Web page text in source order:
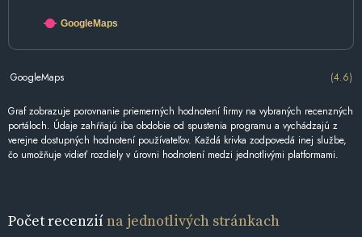
GoogleMaps
GoogleMaps (4.6)
Graf zobrazuje porovnanie priemerných hodnotení firmy na vybraných recenzných
portáloch. Údaje zahŕňajú iba obdobie od spustenia programu a vychádzajú z
verejne dostupných hodnotení používateľov. Každá krivka zodpovedá inej službe,
čo umožňuje vidieť rozdiely v úrovni hodnotení medzi jednotlivými platformami.
Počet recenziína jednotlivých stránkach